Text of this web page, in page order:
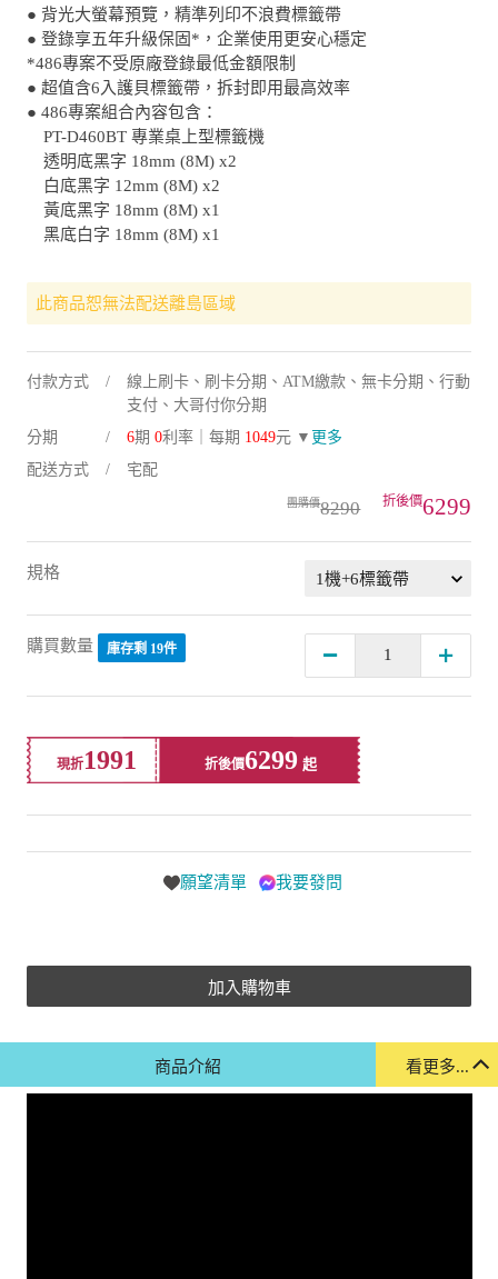
● 背光大螢幕預覽，精準列印不浪費標籤帶
● 登錄享五年升級保固*，企業使用更安心穩定
*486專案不受原廠登錄最低金額限制
● 超值含6入護貝標籤帶，拆封即用最高效率
● 486專案組合內容包含：
PT-D460BT 專業桌上型標籤機
透明底黑字 18mm (8M) x2
白底黑字 12mm (8M) x2
黃底黑字 18mm (8M) x1
黑底白字 18mm (8M) x1
此商品恕無法配送離島區域
付款方式
線上刷卡、刷卡分期、ATM繳款、無卡分期、行動
支付、大哥付你分期
分期
6期 0利率｜每期 1049元 ▼ 更多
配送方式
宅配
8290 6299
規格
購買數量 庫存剩 19件
現折1991 折後價6299
願望清單 我要發問
加入購物車
看更多...
商品介紹